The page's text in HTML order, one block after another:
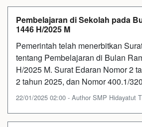
Pembelajaran di Sekolah pada
1446 H/2025 M
Pemerintah telah menerbitkan
tentang Pembelajaran di Bulan
H/2025 M. Surat Edaran Nomor 2
2 tahun 2025, dan Nomor 400.1/
22/01/2025 02:00 - Author SMP Hidayatut